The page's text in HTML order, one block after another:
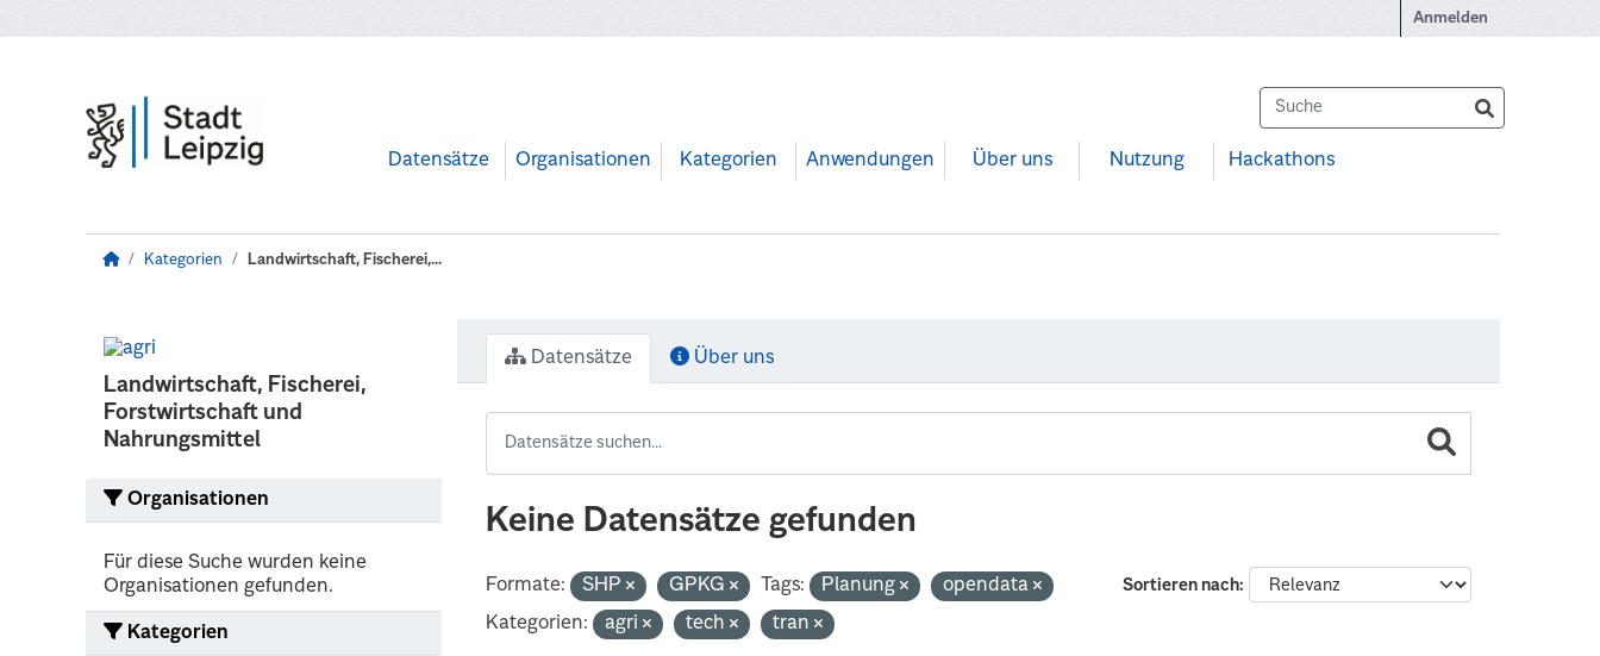
Anmelden
Datensätze Organisationen Kategorien Anwendungen Über uns Nutzung Hackathons
Kategorien Landwirtschaft, Fischerei,...
Landwirtschaft, Fischerei,
Forstwirtschaft und
Nahrungsmittel
Organisationen
Für diese Suche wurden keine
Organisationen gefunden.
Kategorien
Datensätze Über uns
Keine Datensätze gefunden
Sortieren nach
Formate: SHP GPKG Tags: Planung
opendata
Kategorien:
agri tech tran